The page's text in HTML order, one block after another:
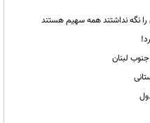
را نگه نداشتند همه سهیم هستند
لبنان